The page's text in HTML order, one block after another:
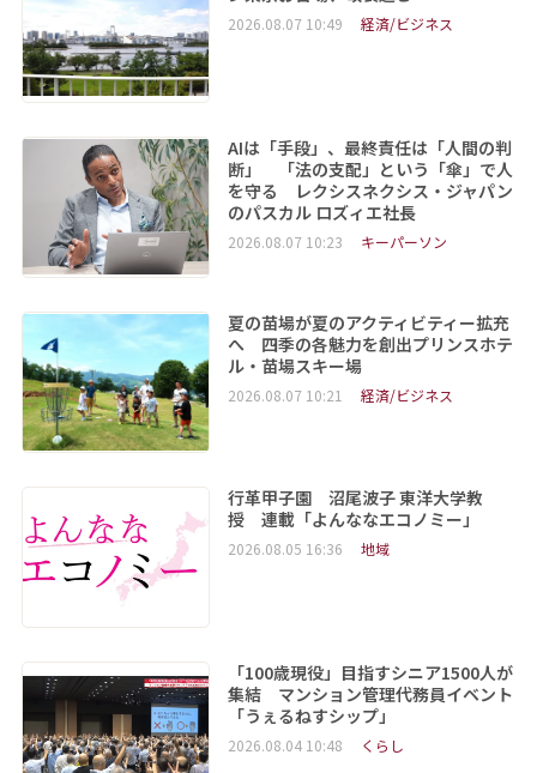
2026.08.07 10:49 経済/ビジネス
AIは「手段」、最終責任は「人間の判
断」 「法の支配」という「傘」で人
を守る レクシスネクシス・ジャパン
のパスカル ロズィエ社長
2026.08.07 10:23 キーパーソン
夏の苗場が夏のアクティビティー拡充
へ 四季の各魅力を創出プリンスホテ
ル・苗場スキー場
2026.08.07 10:21 経済/ビジネス
行革甲子園 沼尾波子 東洋大学教
授 連載「よんななエコノミー」
2026.08.05 16:36 地域
「100歳現役」目指すシニア1500人が
集結 マンション管理代務員イベント
「うぇるねすシップ」
2026.08.04 10:48 くらし